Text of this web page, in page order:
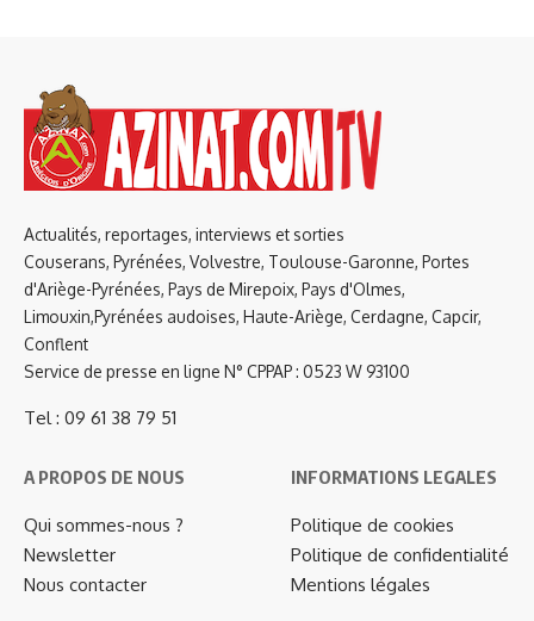
Actualités, reportages, interviews et sorties
Couserans, Pyrénées, Volvestre, Toulouse-Garonne, Portes
d'Ariège-Pyrénées, Pays de Mirepoix, Pays d'Olmes,
Limouxin,Pyrénées audoises, Haute-Ariège, Cerdagne, Capcir,
Conflent
Service de presse en ligne N° CPPAP : 0523 W 93100
Tel : 09 61 38 79 51
A PROPOS DE NOUS
Qui sommes-nous ?
Newsletter
Nous contacter
INFORMATIONS LEGALES
Politique de cookies
Politique de confidentialité
Mentions légales